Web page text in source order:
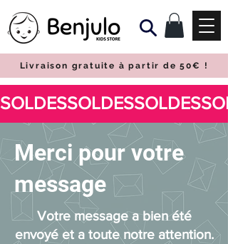
Livraison gratuite à partir de 50€ !
Merci pour votre
message
Votre message a bien été
envoyé et a toute notre attention.